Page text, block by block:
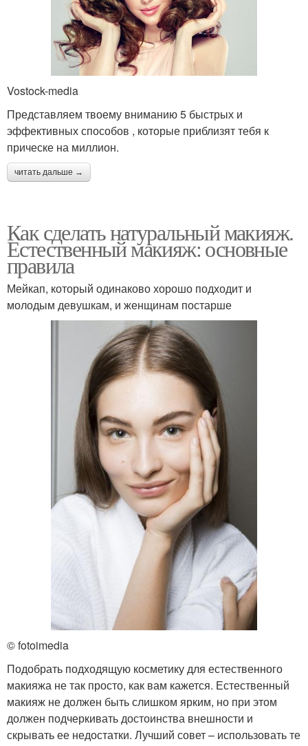
Vostock-media
Представляем твоему вниманию 5 быстрых и
эффективных способов , которые приблизят тебя к
прическе на миллион.
читать дальше →
Как сделать натуральный макияж.
Естественный макияж: основные
правила
Мейкап, который одинаково хорошо подходит и
молодым девушкам, и женщинам постарше
© fotoimedia
Подобрать подходящую косметику для естественного
макияжа не так просто, как вам кажется. Естественный
макияж не должен быть слишком ярким, но при этом
должен подчеркивать достоинства внешности и
скрывать ее недостатки. Лучший совет – использовать те